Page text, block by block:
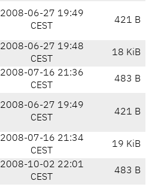
2008-06-27 19:49
CEST
421 B
2008-06-27 19:48
CEST
18 KiB
2008-07-16 21:36
CEST
483 B
2008-06-27 19:49
CEST
421 B
2008-07-16 21:34
CEST
19 KiB
2008-10-02 22:01
CEST
483 B